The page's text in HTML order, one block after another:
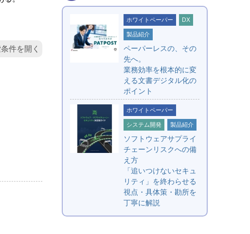
件を開く
ホワイトペーパー DX
製品紹介
ペーパーレスの、その
先へ。
業務効率を根本的に変
える文書デジタル化の
ポイント
ホワイトペーパー
システム開発 製品紹介
ソフトウェアサプライ
チェーンリスクへの備
え方
「追いつけないセキュ
リティ」を終わらせる
視点・具体策・勘所を
丁寧に解説